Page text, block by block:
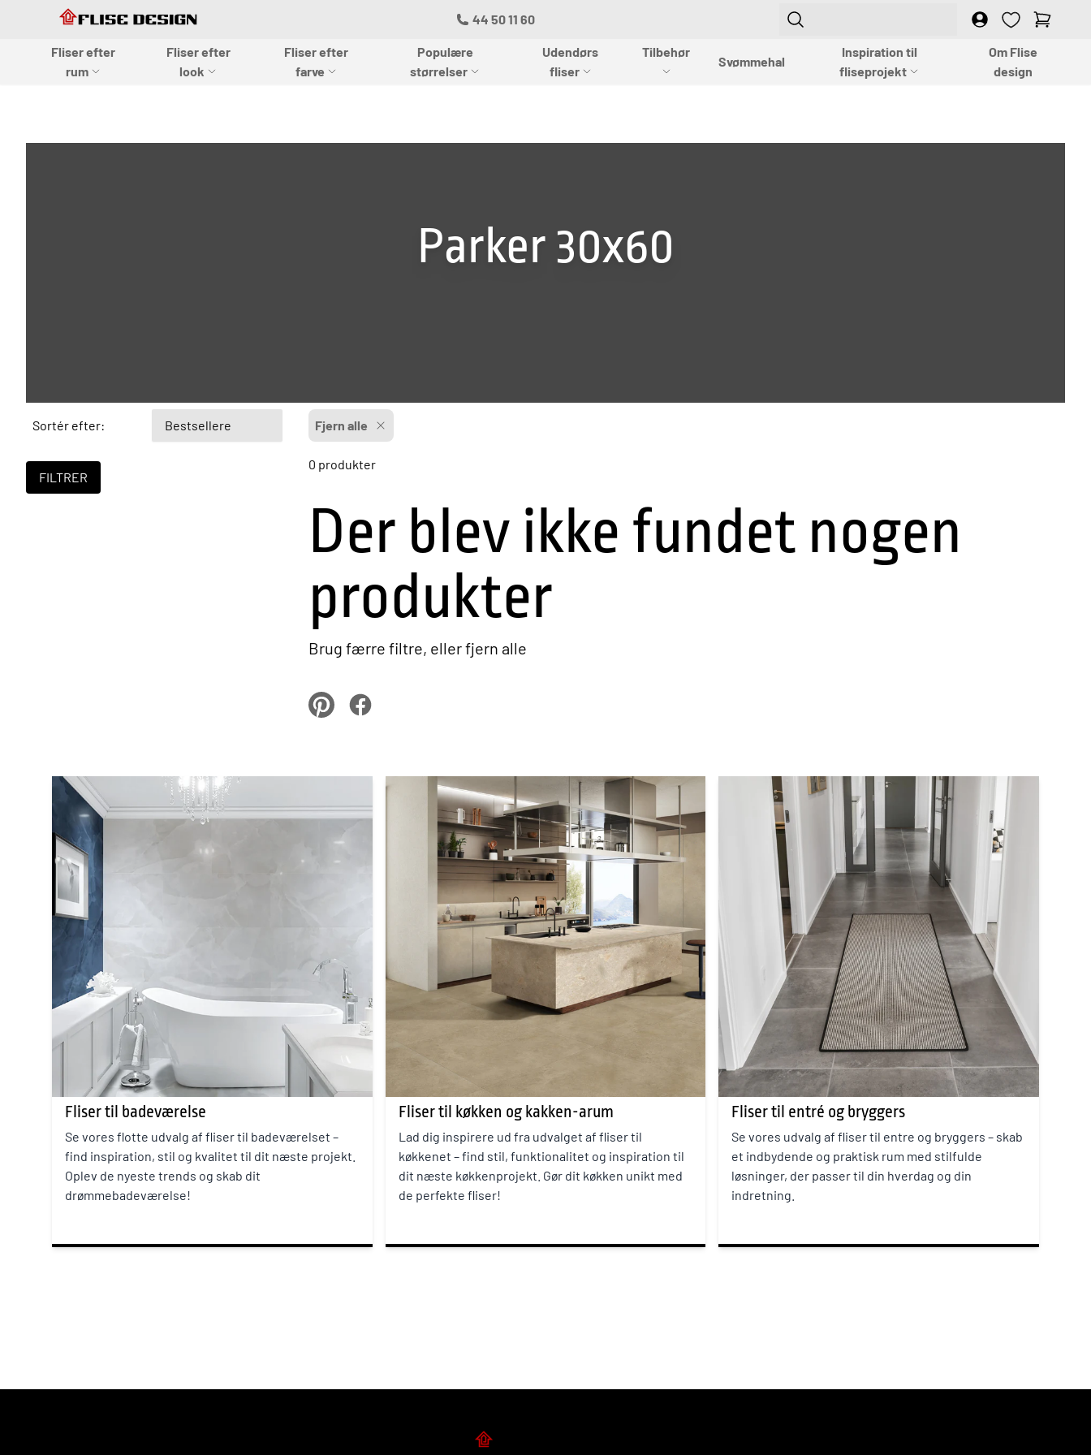
Skip to Content
Skip to Content
Flise design
44 50 11 60
Fliser efter
rum
Fliser efter
look
Fliser efter
farve
Populære
størrelser
Udendørs
fliser
Tilbehør
Svømmehal
Inspiration til
fliseprojekt
Om Flise
design
Parker 30x60
Sortér efter: Fjern alle
0 produkter
Der blev ikke fundet nogen
produkter
Brug færre filtre, ellerfjern alle
pinterestFacebook
Fliser til badeværelse
Se vores flotte udvalg af fliser til badeværelset –
find inspiration, stil og kvalitet til dit næste projekt.
Oplev de nyeste trends og skab dit
drømmebadeværelse!
Fliser til køkken og kakken-arum
Lad dig inspirere ud fra udvalget af fliser til
køkkenet – find stil, funktionalitet og inspiration til
dit næste køkkenprojekt. Gør dit køkken unikt med
de perfekte fliser!
Fliser til entré og bryggers
Se vores udvalg af fliser til entre og bryggers – skab
et indbydende og praktisk rum med stilfulde
løsninger, der passer til din hverdag og din
indretning.